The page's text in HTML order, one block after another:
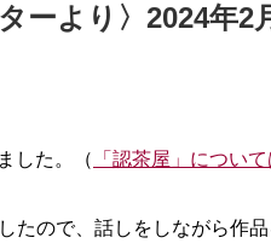
ーより〉2024年2
した。（ 「認茶屋」について
たので、話しをしながら作